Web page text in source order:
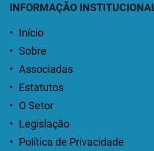
INFORMAÇÃO INSTITUCIONAL
Início
Sobre
Associadas
Estatutos
O Setor
Legislação
Política de Privacidade